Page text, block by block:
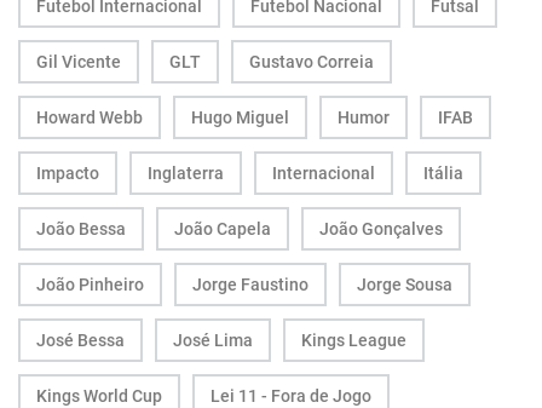
Futebol Internacional Futebol Nacional Futsal
Gil Vicente GLT Gustavo Correia
Howard Webb Hugo Miguel Humor IFAB
Impacto Inglaterra Internacional Itália
João Bessa João Capela João Gonçalves
João Pinheiro Jorge Faustino Jorge Sousa
José Bessa José Lima Kings League
Kings World Cup Lei 11 - Fora de Jogo